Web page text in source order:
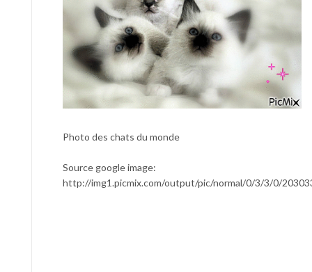
Photo des chats du monde
Source google image:
http://img1.picmix.com/output/pic/normal/0/3/3/0/